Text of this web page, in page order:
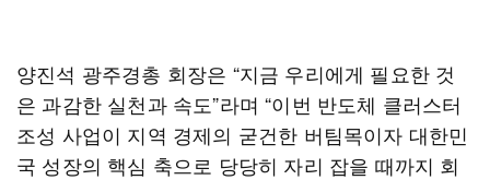
양진석 광주경총 회장은 “지금 우리에게 필요한 것
은 과감한 실천과 속도”라며 “이번 반도체 클러스터
조성 사업이 지역 경제의 굳건한 버팀목이자 대한민
국 성장의 핵심 축으로 당당히 자리 잡을 때까지 회